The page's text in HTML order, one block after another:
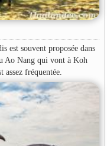
est souvent proposée dans
Ao Nang qui vont à Koh
fréquentée.